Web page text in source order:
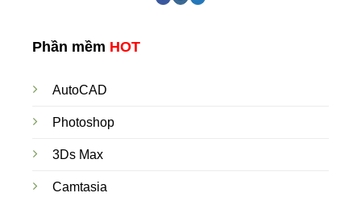
Phần mềm HOT
AutoCAD
Photoshop
3Ds Max
Camtasia